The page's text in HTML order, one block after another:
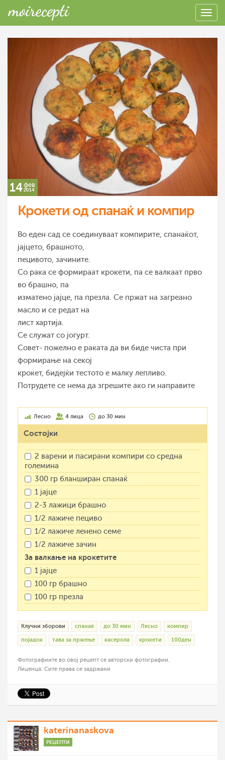
14фев
2014
Крокети од спанаќ и компир
Во еден сад се соединуваат компирите, спанаќот,
јајцето, брашното,
пецивото, зачините.
Со рака се формираат крокети, па се валкаат прво
во брашно, па
изматено јајце, па презла. Се пржат на загреано
масло и се редат на
лист хартија.
Се служат со јогурт.
Совет- пожелно е раката да ви биде чиста при
формирање на секој
крокет, бидејќи тестото е малку лепливо.
Потрудете се нема да згрешите ако ги направите
Лесно 4 лица до 30 мин
Состојки
2 варени и пасирани компири со средна
големина
300 гр бланширан спанаќ
1 јајце
2-3 лажици брашно
1/2 лажиче пециво
1/2 лажиче ленено семе
1/2 лажиче зачин
За валкање на крокетите
1 јајце
100 гр брашно
100 гр презла
Клучни зборови спанаќ до 30 мин Лесно компир
појадок тава за пржење касерола крокети 100ден
Фотографиите во овој рецепт се авторски фотографии.
Лиценца: Сите права се задржани
katerinanaskova
РЕЦЕПТИ